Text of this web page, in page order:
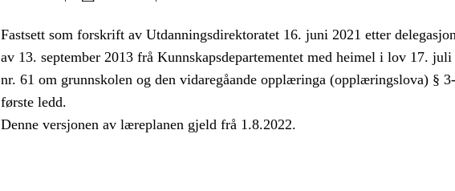
Fastsett som forskrift av Utdanningsdirektoratet 16. juni 2021 etter
av 13. september 2013 frå Kunnskapsdepartementet med heimel i lov 17. juli
nr. 61 om grunnskolen og den vidaregåande opplæringa (opplæringslova) §
første ledd.
Denne versjonen av læreplanen gjeld frå 1.8.2022.